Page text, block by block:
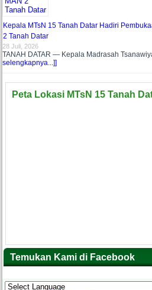
Kepala MTsN 15 Tanah Datar Hadiri
2 Tanah Datar
28 Juli, 2026
TANAH DATAR — Kepala Madrasah
selengkapnya...]]
Peta Lokasi MTsN 15 Tanah
Temukan Kami di Facebook